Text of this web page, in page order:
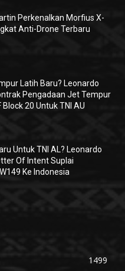
Perkenalkan Morfius X-
Anti-Drone Terbaru
Latih Baru? Leonardo
Pengadaan Jet Tempur
Block 20 Untuk TNI AU
Untuk TNI AL? Leonardo
Of Intent Suplai
Ke Indonesia
1499